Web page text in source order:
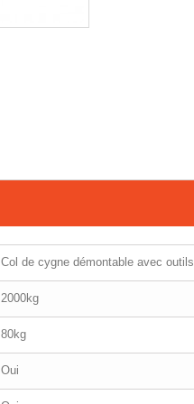
Col de cygne démontable avec outils
2000kg
80kg
Oui